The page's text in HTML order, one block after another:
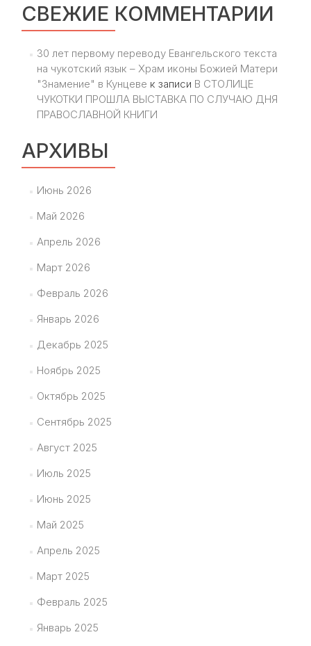
СВЕЖИЕ КОММЕНТАРИИ
30 лет первому переводу Евангельского текста
на чукотский язык – Храм иконы Божией Матери
"Знамение" в Кунцеве к записи В СТОЛИЦЕ
ЧУКОТКИ ПРОШЛА ВЫСТАВКА ПО СЛУЧАЮ ДНЯ
ПРАВОСЛАВНОЙ КНИГИ
АРХИВЫ
Июнь 2026
Май 2026
Апрель 2026
Март 2026
Февраль 2026
Январь 2026
Декабрь 2025
Ноябрь 2025
Октябрь 2025
Сентябрь 2025
Август 2025
Июль 2025
Июнь 2025
Май 2025
Апрель 2025
Март 2025
Февраль 2025
Январь 2025